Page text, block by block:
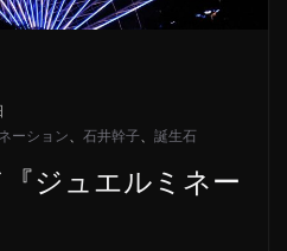
ーション、 石井幹子、 誕生石
ジュエルミネー